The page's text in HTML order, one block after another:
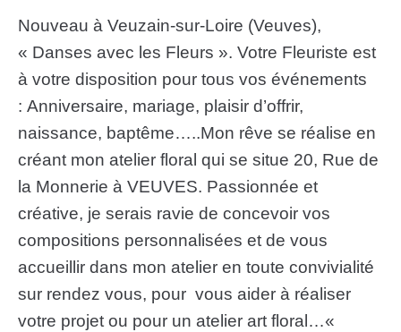
Nouveau à Veuzain-sur-Loire (Veuves),
« Danses avec les Fleurs ». Votre Fleuriste est
à votre disposition pour tous vos événements
: Anniversaire, mariage, plaisir d’offrir,
naissance, baptême…..Mon rêve se réalise en
créant mon atelier floral qui se situe 20, Rue de
la Monnerie à VEUVES. Passionnée et
créative, je serais ravie de concevoir vos
compositions personnalisées et de vous
accueillir dans mon atelier en toute convivialité
sur rendez vous, pour vous aider à réaliser
votre projet ou pour un atelier art floral…«